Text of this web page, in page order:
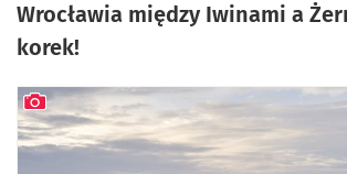
Wrocławia między Iwinami a
korek!